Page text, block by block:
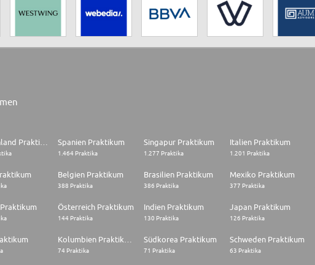
Spanien Praktikum
1.464 Praktika
Singapur Praktikum
1.277 Praktika
Italien Praktikum
1.201 Praktika
Belgien Praktikum
388 Praktika
Brasilien Praktikum
386 Praktika
Mexiko Praktikum
377 Praktika
Österreich Praktikum
144 Praktika
Indien Praktikum
130 Praktika
Japan Praktikum
126 Praktika
74 Praktika
Südkorea Praktikum
71 Praktika
Schweden Praktikum
63 Praktika